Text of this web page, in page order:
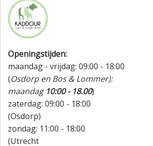
Openingstijden:
maandag - vrijdag: 09:00 - 18:00
(Osdorp en Bos & Lommer):
maandag 10:00 - 18.00)
zaterdag: 09:00 - 18:00
(Osdorp)
zondag: 11:00 - 18:00
(Utrecht